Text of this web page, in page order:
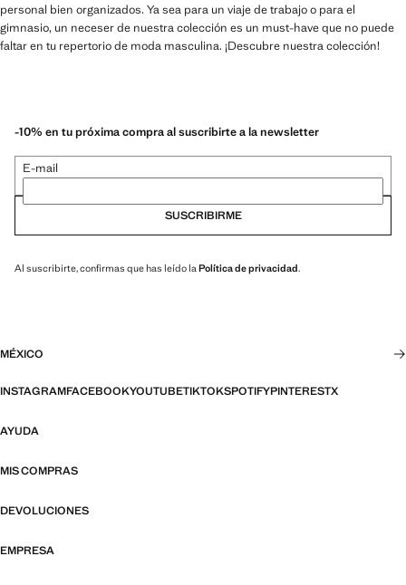
personal bien organizados. Ya sea para un viaje de trabajo o para el
gimnasio, un neceser de nuestra colección es un must-have que no puede
faltar en tu repertorio de moda masculina. ¡Descubre nuestra colección!
-10% en tu próxima compra al suscribirte a la newsletter
E-mail
SUSCRIBIRME
Al suscribirte, confirmas que has leído la Política de privacidad.
MÉXICO
INSTAGRAMFACEBOOKYOUTUBETIKTOKSPOTIFYPINTERESTX
AYUDA
MIS COMPRAS
DEVOLUCIONES
EMPRESA